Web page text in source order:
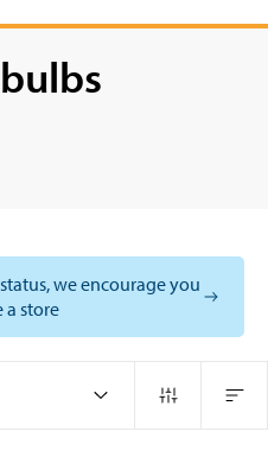
we encourage you
a store